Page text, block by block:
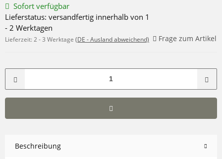
Sofort verfügbar
Lieferstatus: versandfertig innerhalb von 1
- 2 Werktagen
Lieferzeit: 2 - 3 Werktage (DE - Ausland abweichend) Frage zum Artikel
Beschreibung